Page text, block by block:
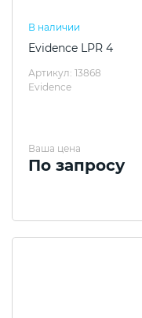
В наличии
Evidence LPR 4
Артикул: 13868
Evidence
Ваша цена
По запросу